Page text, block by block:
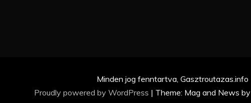
Minden jog fenntartva, Gasztroutazas.info
Proudly powered by WordPress | Theme: Mag and News by